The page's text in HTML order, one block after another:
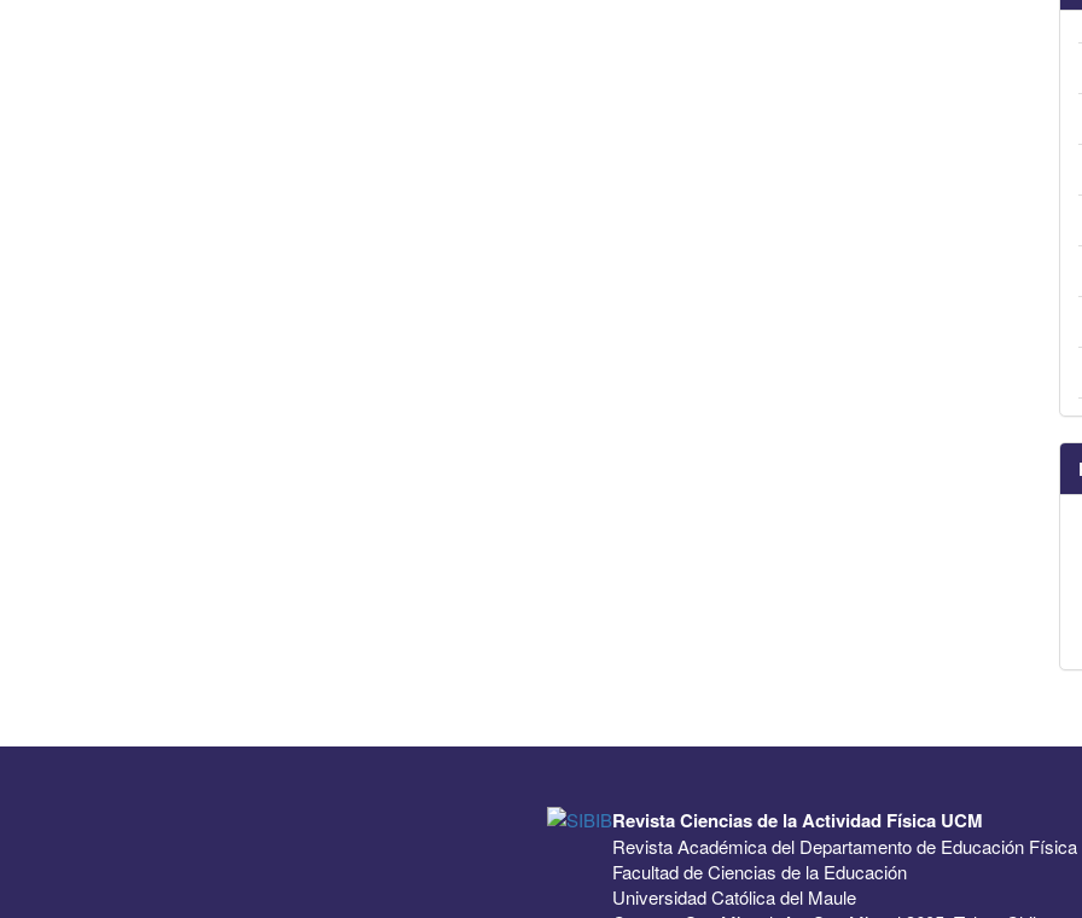
Revista Ciencias de la Actividad Física UCM
Revista Académica del Departamento de Educación Física
Facultad de Ciencias de la Educación
Universidad Católica del Maule